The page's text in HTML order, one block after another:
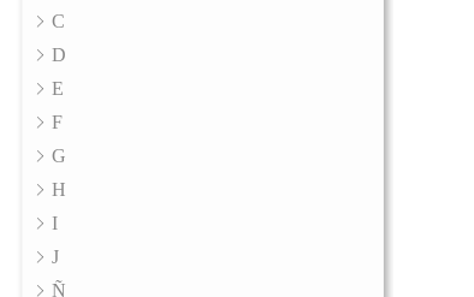
C
D
E
F
G
H
I
J
Ñ